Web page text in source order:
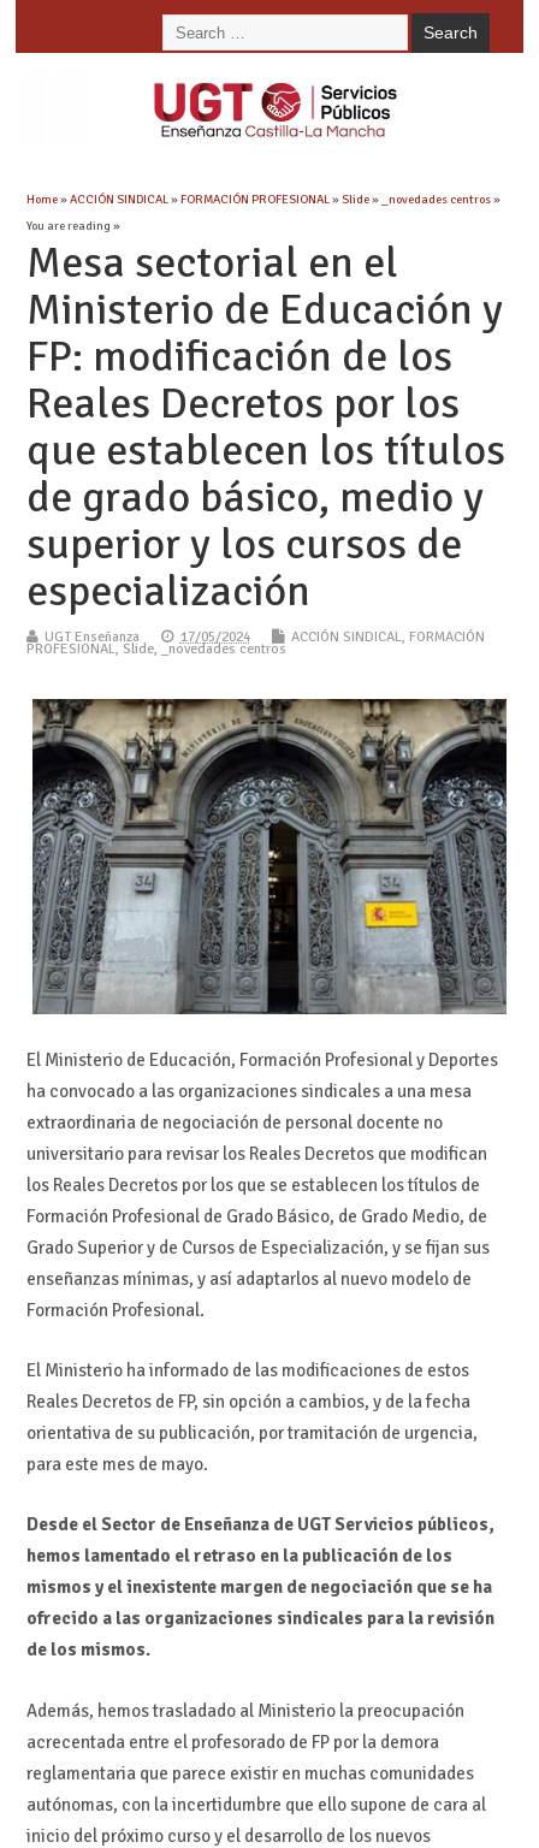
Home»ACCIÓN SINDICAL»FORMACIÓN PROFESIONAL»Slide» _novedades centros»
You are reading »
Mesa sectorial en el
Ministerio de Educación y
FP: modificación de los
Reales Decretos por los
que establecen los títulos
de grado básico, medio y
superior y los cursos de
especialización
UGT Enseñanza 17/05/2024 ACCIÓN SINDICAL, FORMACIÓN
PROFESIONAL, Slide, _novedades centros
El Ministerio de Educación, Formación Profesional y Deportes
ha convocado a las organizaciones sindicales a una mesa
extraordinaria de negociación de personal docente no
universitario para revisar los Reales Decretos que modifican
los Reales Decretos por los que se establecen los títulos de
Formación Profesional de Grado Básico, de Grado Medio, de
Grado Superior y de Cursos de Especialización, y se fijan sus
enseñanzas mínimas, y así adaptarlos al nuevo modelo de
Formación Profesional.
El Ministerio ha informado de las modificaciones de estos
Reales Decretos de FP, sin opción a cambios, y de la fecha
orientativa de su publicación, por tramitación de urgencia,
para este mes de mayo.
Desde el Sector de Enseñanza de UGT Servicios públicos,
hemos lamentado el retraso en la publicación de los
mismos y el inexistente margen de negociación que se ha
ofrecido a las organizaciones sindicales para la revisión
de los mismos.
Además, hemos trasladado al Ministerio la preocupación
acrecentada entre el profesorado de FP por la demora
reglamentaria que parece existir en muchas comunidades
autónomas, con la incertidumbre que ello supone de cara al
inicio del próximo curso y el desarrollo de los nuevos